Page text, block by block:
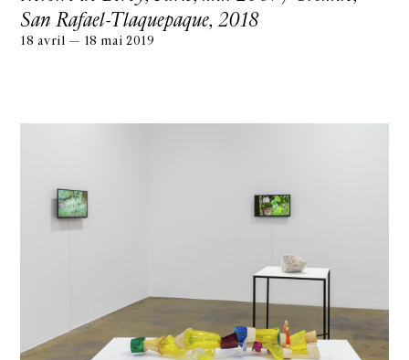
San Rafael-Tlaquepaque, 2018
18 avril — 18 mai 2019